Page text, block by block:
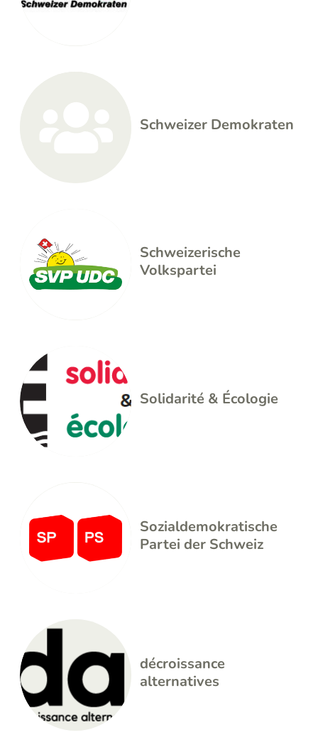
Schweizer Demokraten
Schweizerische
Volkspartei
Solidarité & Écologie
Sozialdemokratische
Partei der Schweiz
décroissance
alternatives